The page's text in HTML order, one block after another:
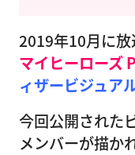
2019年10月に
マイヒーローズ
ィザービジュア
今回公開された
メンバーが描か